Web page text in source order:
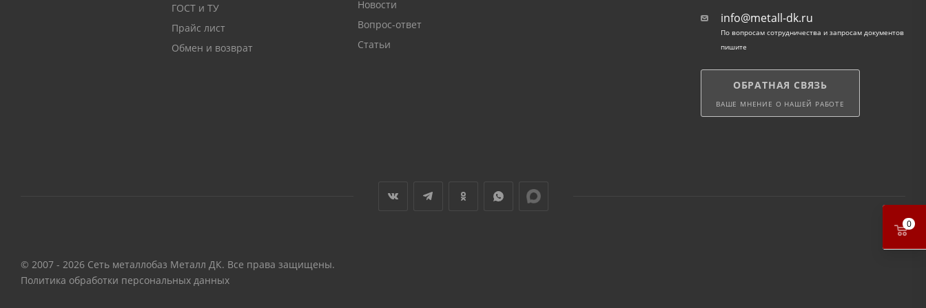
ГОСТ и ТУ
Прайс лист
Обмен и возврат
Новости
Вопрос-ответ
Статьи
info@metall-dk.ru
По вопросам сотрудничества и запросам документов
пишите
ОБРАТНАЯ СВЯЗЬ
ВАШЕ МНЕНИЕ О НАШЕЙ РАБОТЕ
© 2007 - 2026 Сеть металлобаз Металл ДК. Все права защищены.
Политика обработки персональных данных
0